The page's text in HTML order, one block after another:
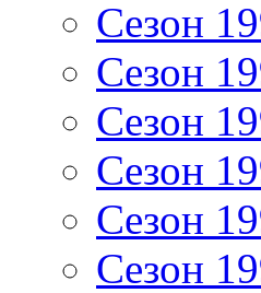
Сезон
Сезон
Сезон
Сезон
Сезон
Сезон